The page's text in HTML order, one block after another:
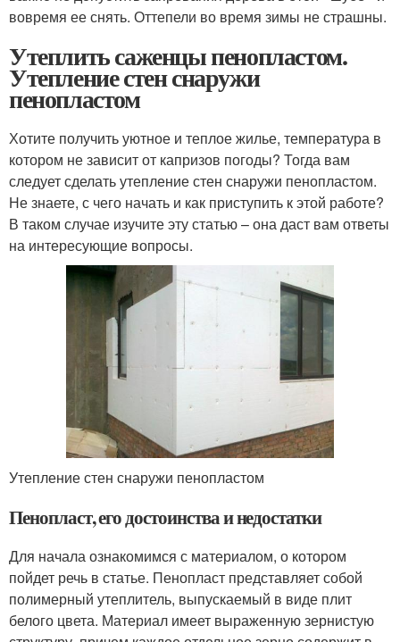
вовремя ее снять. Оттепели во время зимы не страшны.
Утеплить саженцы пенопластом.
Утепление стен снаружи
пенопластом
Хотите получить уютное и теплое жилье, температура в
котором не зависит от капризов погоды? Тогда вам
следует сделать утепление стен снаружи пенопластом.
Не знаете, с чего начать и как приступить к этой работе?
В таком случае изучите эту статью – она даст вам ответы
на интересующие вопросы.
Утепление стен снаружи пенопластом
Пенопласт, его достоинства и недостатки
Для начала ознакомимся с материалом, о котором
пойдет речь в статье. Пенопласт представляет собой
полимерный утеплитель, выпускаемый в виде плит
белого цвета. Материал имеет выраженную зернистую